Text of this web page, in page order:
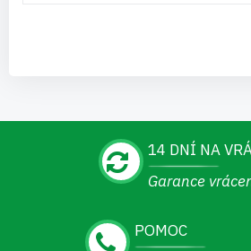
14 DNÍ NA
Garance
POMOC